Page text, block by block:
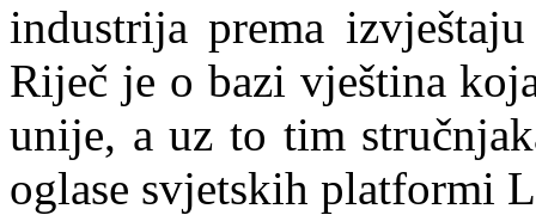
industrija prema
Riječ je o bazi vještina
unije, a uz to tim
oglase svjetskih platformi